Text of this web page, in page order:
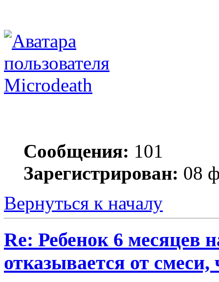
Microdeath
Сообщения: 101
Зарегистрирован: 08
Вернуться к началу
Re: Ребенок 6 месяцев
отказывается от